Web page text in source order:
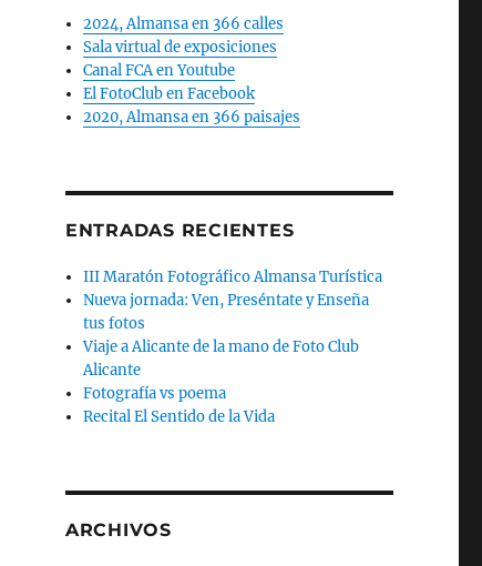
2024, Almansa en 366 calles
Sala virtual de exposiciones
Canal FCA en Youtube
El FotoClub en Facebook
2020, Almansa en 366 paisajes
ENTRADAS RECIENTES
III Maratón Fotográfico Almansa Turística
Nueva jornada: Ven, Preséntate y Enseña
tus fotos
Viaje a Alicante de la mano de Foto Club
Alicante
Fotografía vs poema
Recital El Sentido de la Vida
ARCHIVOS